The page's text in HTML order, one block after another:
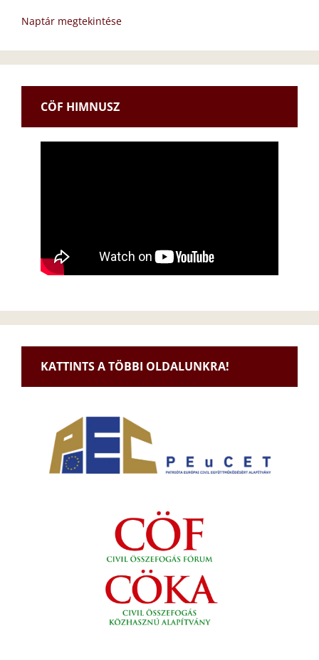
Naptár megtekintése
CÖF HIMNUSZ
KATTINTS A TÖBBI OLDALUNKRA!